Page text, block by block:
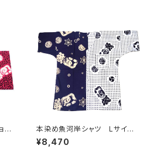
津 浜通り 港町 祭り
ウ
伝
本染め魚河岸シャツ Lサイ
ズ 認定証付き 木綿晒 日本
製 涼麻柄×伝統豆絞り柄 紺
¥8,470